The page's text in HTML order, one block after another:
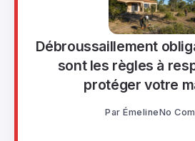
Débroussaillement
sont les règles à
protéger votre
Par ÉmelineNo